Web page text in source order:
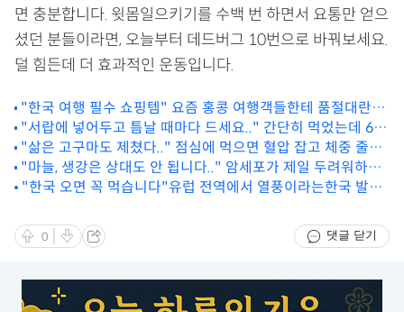
면 충분합니다. 윗몸일으키기를 수백 번 하면서 요통만 얻으
셨던 분들이라면, 오늘부터 데드버그 10번으로 바꿔보세요.
덜 힘든데 더 효과적인 운동입니다.
"한국 여행 필수 쇼핑템" 요즘 홍콩 여행객들한테 품절대란이
라는 한국 전통 건강식
"서랍에 넣어두고 틈날 때마다 드세요.." 간단히 먹었는데 60
대 체력 올려주는이 간식
"삶은 고구마도 제쳤다.." 점심에 먹으면 혈압 잡고 체중 줄어
드는 음식 1위
"마늘, 생강은 상대도 안 됩니다.." 암세포가 제일 두려워하는
뜻밖의 식재료 1위
"한국 오면 꼭 먹습니다"유럽 전역에서 열풍이라는한국 발효
0 댓글 닫기